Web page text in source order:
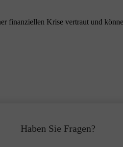
finanziellen Krise vertraut und
Haben Sie Fragen?